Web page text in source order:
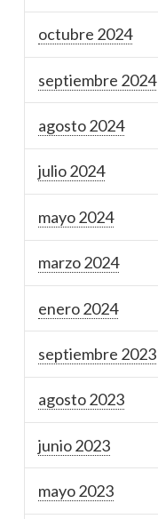
octubre 2024
septiembre 2024
agosto 2024
julio 2024
mayo 2024
marzo 2024
enero 2024
septiembre 2023
agosto 2023
junio 2023
mayo 2023